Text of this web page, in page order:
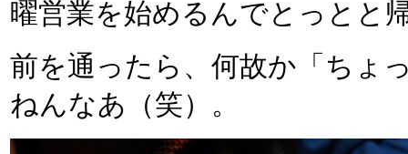
曜営業を始めるんでとっとと
前を通ったら、何故か「ちょ
ねんなあ（笑）。